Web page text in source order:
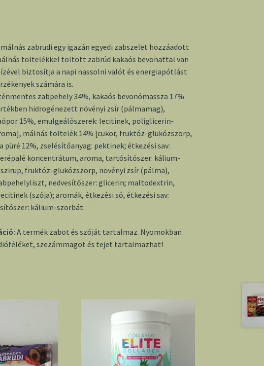
zabrudi egy igazán egyedi zabszelet hozzáadott
töltelékkel töltött zabrúd kakaós bevonattal van
biztosítja a napi nassolni valót és energiapótlást
számára is.
zabpehely 34%, kakaós bevonómassza 17%
hidrogénezett növényi zsír (pálmamag),
15%, emulgeálószerek: lecitinek, poliglicerin-
málnás töltelék 14% [cukor, fruktóz-glükózszörp,
püré 12%, zselésítőanyag: pektinek; étkezési sav:
koncentrátum, aroma, tartósítószer: kálium-
fruktóz-glükózszörp, növényi zsír (pálma),
nedvesítőszer: glicerin; maltodextrin,
(szója); aromák, étkezési só, étkezési sav:
kálium-szorbát.
A termék zabot és szóját tartalmaz. Nyomokban
szezámmagot és tejet tartalmazhat!